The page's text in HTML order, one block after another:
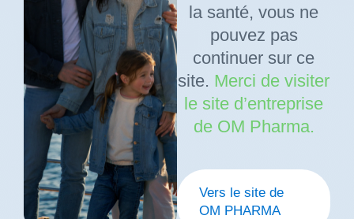
la santé, vous ne
pouvez pas
continuer sur ce
site. Merci de visiter
le site d’entreprise
de OM Pharma.
Vers le site de
OM PHARMA